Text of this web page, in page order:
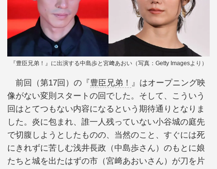
『豊臣兄弟！』に出演する中島歩と宮﨑あおい（写真：Getty Imagesより）
前回（第17回）の『豊臣兄弟！ 』はオープニング映
像がない変則スタートの回でした。そして、こういう
回はとてつもない内容になるという期待通りとなりま
した。炎に包まれ、誰一人残っていない小谷城の庭先
で切腹しようとしたものの、当然のこと、すぐには死
にきれずに苦しむ浅井長政（中島歩さん）のもとに娘
たちと城を出たはずの市（宮﨑あおいさん）が刀を片